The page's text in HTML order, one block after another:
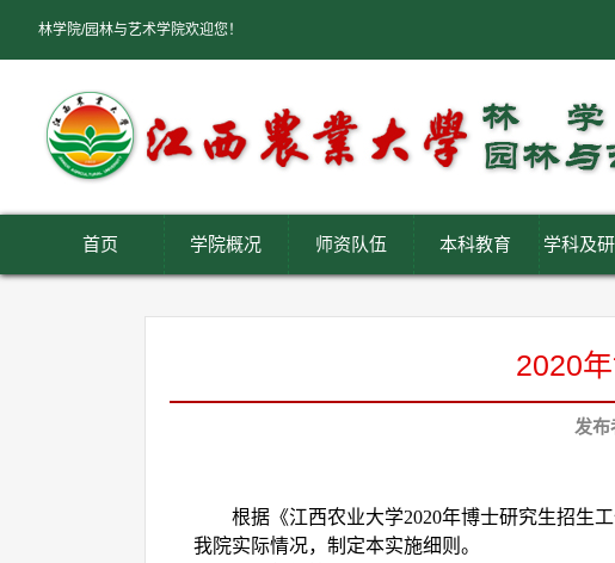
林学院/园林与艺术学院欢迎您！
首页 学院概况 师资队伍 本科教育 学科及
2020
发布
根据《江西农业大学2020年博士研究生招生
我院实际情况，制定本实施细则。